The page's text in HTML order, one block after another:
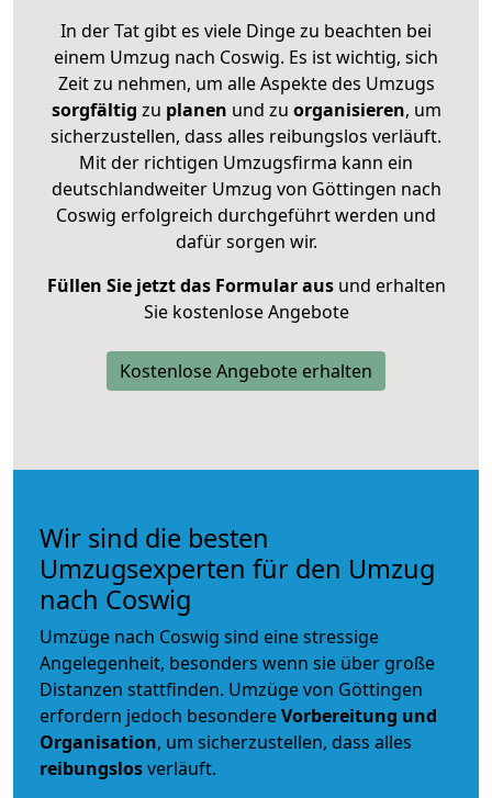
In der Tat gibt es viele Dinge zu beachten bei
einem Umzug nach Coswig. Es ist wichtig, sich
Zeit zu nehmen, um alle Aspekte des Umzugs
sorgfältig zu planen und zu organisieren, um
sicherzustellen, dass alles reibungslos verläuft.
Mit der richtigen Umzugsfirma kann ein
deutschlandweiter Umzug von Göttingen nach
Coswig erfolgreich durchgeführt werden und
dafür sorgen wir.
Füllen Sie jetzt das Formular ausund erhalten
Sie kostenlose Angebote
Kostenlose Angebote erhalten
Wir sind die besten
Umzugsexperten für den Umzug
nach Coswig
Umzüge nach Coswig sind eine stressige
Angelegenheit, besonders wenn sie über große
Distanzen stattfinden. Umzüge von Göttingen
erfordern jedoch besondereVorbereitung und
Organisation, um sicherzustellen, dass alles
reibungslosverläuft.